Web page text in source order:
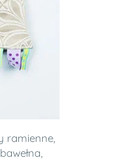
ramienne,